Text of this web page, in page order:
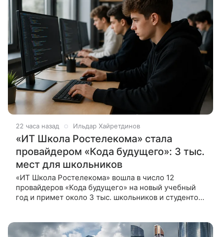
22 часа назад Ильдар Хайретдинов
«ИТ Школа Ростелекома» стала
провайдером «Кода будущего»: 3 тыс.
мест для школьников
«ИТ Школа Ростелекома» вошла в число 12
провайдеров «Кода будущего» на новый учебный
год и примет около 3 тыс. школьников и студентов